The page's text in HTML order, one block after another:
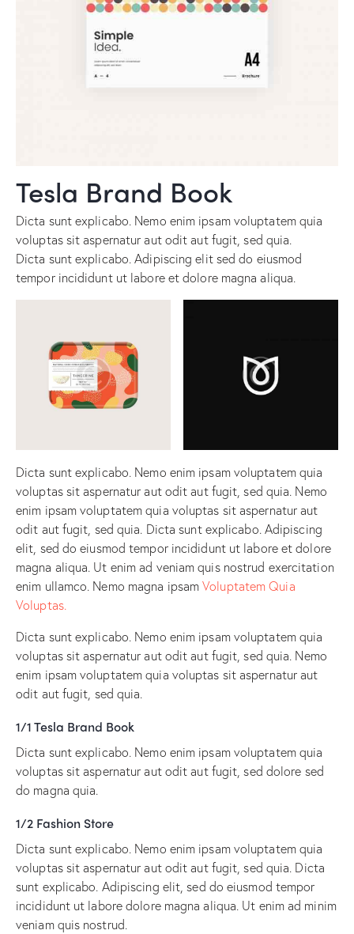
Tesla Brand Book
Dicta sunt explicabo. Nemo enim ipsam voluptatem quia
voluptas sit aspernatur aut odit aut fugit, sed quia.
Dicta sunt explicabo. Adipiscing elit sed do eiusmod
tempor incididunt ut labore et dolore magna aliqua.
Dicta sunt explicabo. Nemo enim ipsam voluptatem quia
voluptas sit aspernatur aut odit aut fugit, sed quia. Nemo
enim ipsam voluptatem quia voluptas sit aspernatur aut
odit aut fugit, sed quia. Dicta sunt explicabo. Adipiscing
elit, sed do eiusmod tempor incididunt ut labore et dolore
magna aliqua. Ut enim ad veniam quis nostrud exercitation
enim ullamco. Nemo magna ipsamVoluptatem Quia
Voluptas.
Dicta sunt explicabo. Nemo enim ipsam voluptatem quia
voluptas sit aspernatur aut odit aut fugit, sed quia. Nemo
enim ipsam voluptatem quia voluptas sit aspernatur aut
odit aut fugit, sed quia.
1/1 Tesla Brand Book
Dicta sunt explicabo. Nemo enim ipsam voluptatem quia
voluptas sit aspernatur aut odit aut fugit, sed dolore sed
do magna quia.
1/2 Fashion Store
Dicta sunt explicabo. Nemo enim ipsam voluptatem quia
voluptas sit aspernatur aut odit aut fugit, sed quia. Dicta
sunt explicabo. Adipiscing elit, sed do eiusmod tempor
incididunt ut labore dolore magna aliqua. Ut enim ad minim
veniam quis nostrud.